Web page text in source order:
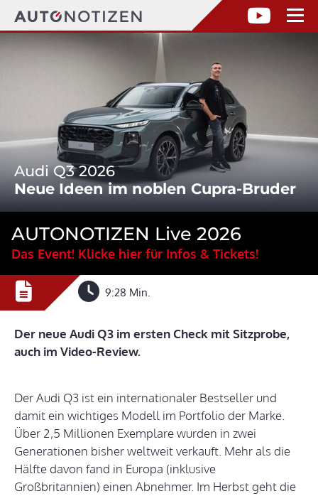
Audi Q3 2026
Neue Ideen im noblen Cupra-Bruder
AUTONOTIZEN Live 2026
Das Event! Klicke hier für Infos & Tickets!
9:28 Min.
Der neue Audi Q3 im ersten Check mit Sitzprobe,
auch im Video-Review.
Der Audi Q3 ist ein internationaler Bestseller und
damit ein wichtiges Modell im Portfolio der Marke.
Über 2,5 Millionen Exemplare wurden in zwei
Generationen bisher weltweit verkauft. Mehr als die
Hälfte davon fand in Europa (inklusive
Großbritannien) einen Abnehmer. Im Herbst geht die